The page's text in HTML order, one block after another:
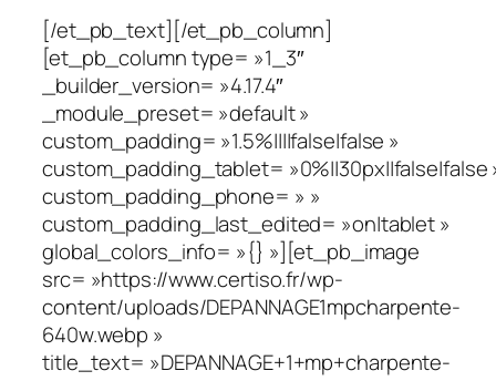
[/et_pb_text][/et_pb_column]
[et_pb_column type= »1_3″
_builder_version= »4.17.4″
_module_preset= »default »
custom_padding= »1.5%||||false|false »
custom_padding_tablet= »0%||30px||false|false
custom_padding_phone= » »
custom_padding_last_edited= »on|tablet »
global_colors_info= »{} »][et_pb_image
src= »https://www.certiso.fr/wp-
content/uploads/DEPANNAGE1mpcharpente-
640w.webp »
title_text= »DEPANNAGE+1+mp+charpente-